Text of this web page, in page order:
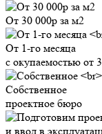
От 30 000р за м2
От 1-го месяца
с окупаемостью от
Собственное
проектное бюро